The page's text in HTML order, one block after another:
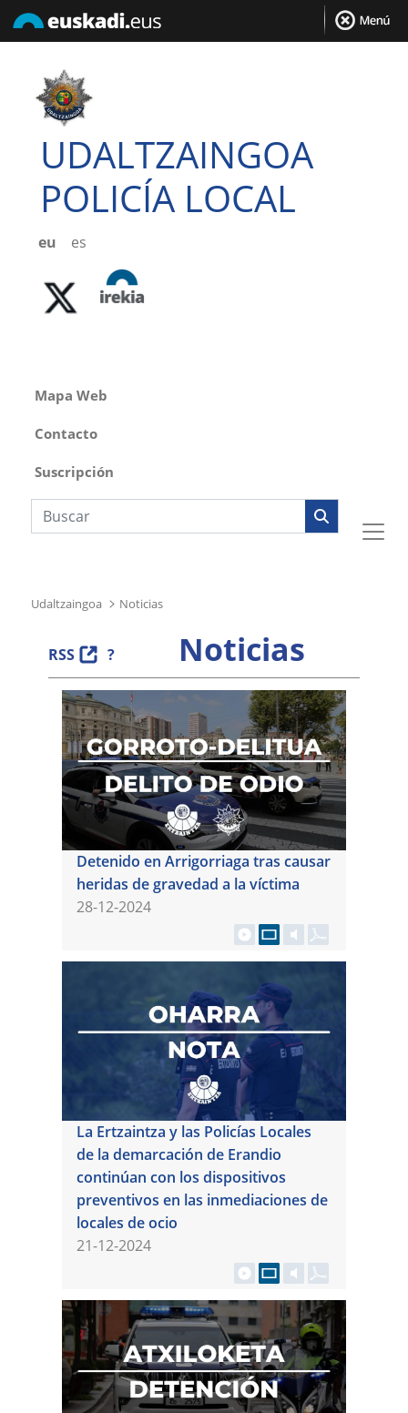
UDALTZAINGOA
POLICÍA LOCAL
eu es
Mapa Web
Contacto
Suscripción
Búsqueda web
Udaltzaingoa Noticias
RSS ? Noticias
Detenido en Arrigorriaga tras causar
heridas de gravedad a la víctima
28-12-2024
La Ertzaintza y las Policías Locales
de la demarcación de Erandio
continúan con los dispositivos
preventivos en las inmediaciones de
locales de ocio
21-12-2024